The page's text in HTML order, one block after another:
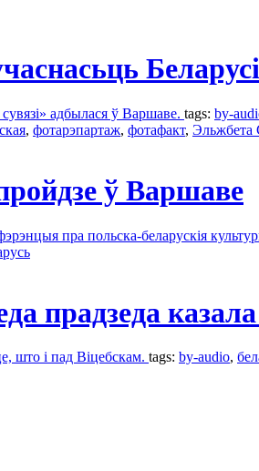
адбылася ў Варшаве. tags: by-
, фотарэпартаж, фотафакт, Эльжбета
ў Варшаве
пра польска-беларускія
прадзеда
што і пад Віцебскам. tags: by-audio,